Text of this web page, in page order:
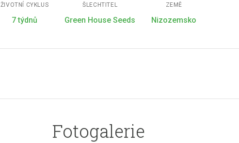
ŽIVOTNÍ CYKLUS
7 týdnů
ŠLECHTITEL
Green House Seeds
ZEMĚ
Nizozemsko
Fotogalerie